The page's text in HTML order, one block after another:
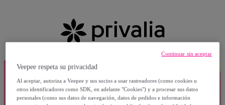
Veepee respeta su privacidad
Al aceptar, autoriza a Veepee y sus socios a usar rastreadores (como cookies u
otros identificadores como SDK, en adelante "Cookies") y a procesar sus datos
personales (como sus datos de navegación, datos de pedidos e información
Continuar sin aceptar